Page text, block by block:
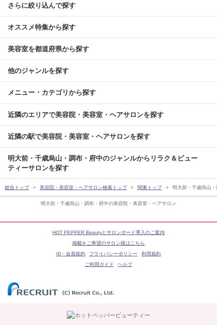
明大前・千歳烏山・調布・府中の美容院・美容室・ヘアサロン
さらに絞り込んで探す
オススメ特集から探す
美容室を都道府県から探す
他のジャンルを探す
メニュー・カテゴリから探す
近隣のエリアで美容院・美容室・ヘアサロンを探す
近隣の駅で美容院・美容室・ヘアサロンを探す
明大前・千歳烏山・調布・府中のジャンルからリラク＆ビュー
ティーサロンを探す
総合トップ 美容院・美容室・ヘアサロン検索トップ 関東トップ 明大前・千歳烏山
HOT PEPPER Beautyとサロンボード導入のご案内
掲載をご希望のサロン様はこちら
ID・会員規約
プライバシーポリシー
利用規約
ご利用ガイド
ヘルプ